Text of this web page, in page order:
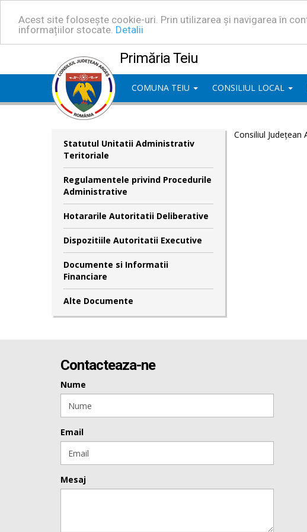
Acest site folosește cookie-uri. Prin utilizarea și navigarea în
informațiilor stocate. Detalii
Primăria Teiu
COMUNA TEIU CONSILIUL LOCAL
Statutul Unitatii Administrativ
Teritoriale
Regulamentele privind Procedurile
Administrative
Hotararile Autoritatii Deliberative
Dispozitiile Autoritatii Executive
Documente si Informatii
Financiare
Alte Documente
Consiliul Județean
Contacteaza-ne
Nume
Email
Mesaj